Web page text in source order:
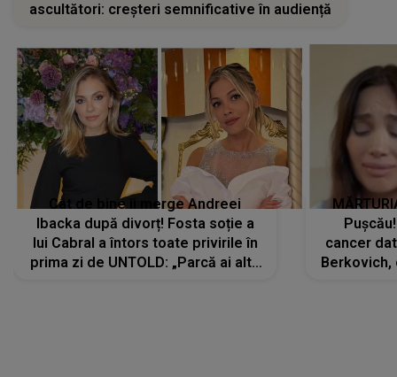
ascultători: creșteri semnificative în audiență
Cât de bine îi merge Andreei
Ibacka după divorț! Fosta soție a
lui Cabral a întors toate privirile în
prima zi de UNTOLD: „Parcă ai altă
cancer